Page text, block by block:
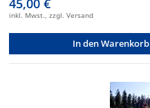
45,00 €
inkl. Mwst., zzgl. Versand
In den Warenkorb